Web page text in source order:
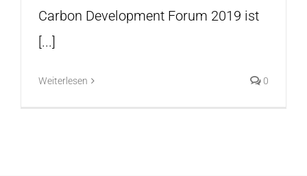
Carbon Development Forum 2019 ist
[...]
Weiterlesen 0